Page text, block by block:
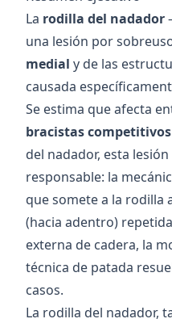
La rodilla del nadador
una lesión por
medial y de las
causada
Se estima que afecta
bracistas competitivos
del nadador, esta
responsable: la
que somete a la rodilla
(hacia adentro)
externa de cadera, la
técnica de patada
casos.
La rodilla del nadador,